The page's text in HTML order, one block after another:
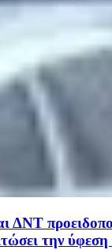
ΔΝΤ
την ύφεση